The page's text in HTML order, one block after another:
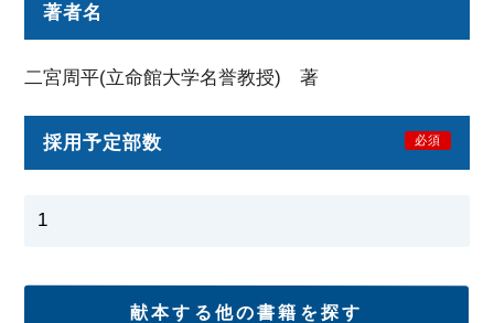
著者名
二宮周平(立命館大学名誉教授) 著
採用予定部数 必須
献本する他の書籍を探す